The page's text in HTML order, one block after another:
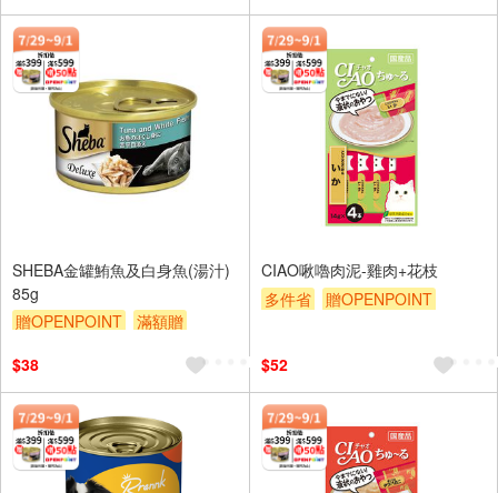
SHEBA金罐鮪魚及白身魚(湯汁)
85g
贈OPENPOINT
滿額贈
$38
CIAO啾嚕肉泥-雞肉+花枝
多件省
贈OPENPOINT
$52